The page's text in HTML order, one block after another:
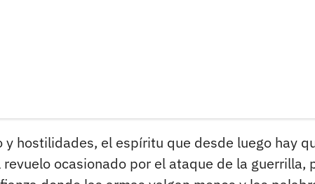
hostilidades, el espíritu que desde luego hay
ocasionado por el ataque de la guerrilla,